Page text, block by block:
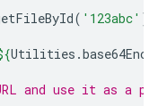
( '123abc' ).
Utilities .
and use it as a